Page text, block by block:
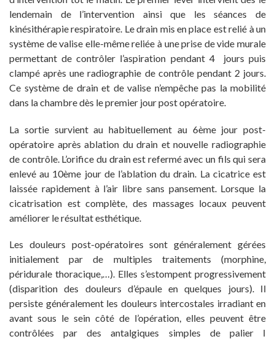
lendemain de l’intervention ainsi que les séances de
kinésithérapie respiratoire. Le drain mis en place est relié à un
système de valise elle-même reliée à une prise de vide murale
permettant de contrôler l’aspiration pendant 4 jours puis
clampé après une radiographie de contrôle pendant 2 jours.
Ce système de drain et de valise n’empêche pas la mobilité
dans la chambre dès le premier jour post opératoire.
La sortie survient au habituellement au 6ème jour post-
opératoire après ablation du drain et nouvelle radiographie
de contrôle. L’orifice du drain est refermé avec un fils qui sera
enlevé au 10ème jour de l’ablation du drain. La cicatrice est
laissée rapidement à l’air libre sans pansement. Lorsque la
cicatrisation est complète, des massages locaux peuvent
améliorer le résultat esthétique.
Les douleurs post-opératoires sont généralement gérées
initialement par de multiples traitements (morphine,
péridurale thoracique,…). Elles s’estompent progressivement
(disparition des douleurs d’épaule en quelques jours). Il
persiste généralement les douleurs intercostales irradiant en
avant sous le sein côté de l’opération, elles peuvent être
contrôlées par des antalgiques simples de palier I